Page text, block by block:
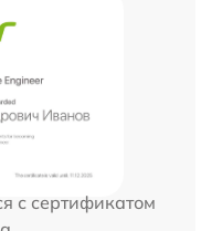
с сертификатом